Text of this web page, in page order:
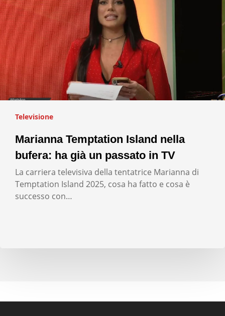
Televisione
Marianna Temptation Island nella
bufera: ha già un passato in TV
La carriera televisiva della tentatrice Marianna di
Temptation Island 2025, cosa ha fatto e cosa è
successo con…